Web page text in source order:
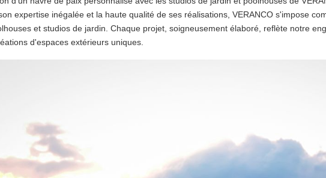
expertise inégalée et la haute qualité de ses réalisations, VERANCO s'impose
et studios de jardin. Chaque projet, soigneusement élaboré, reflète notre
d'espaces extérieurs uniques.